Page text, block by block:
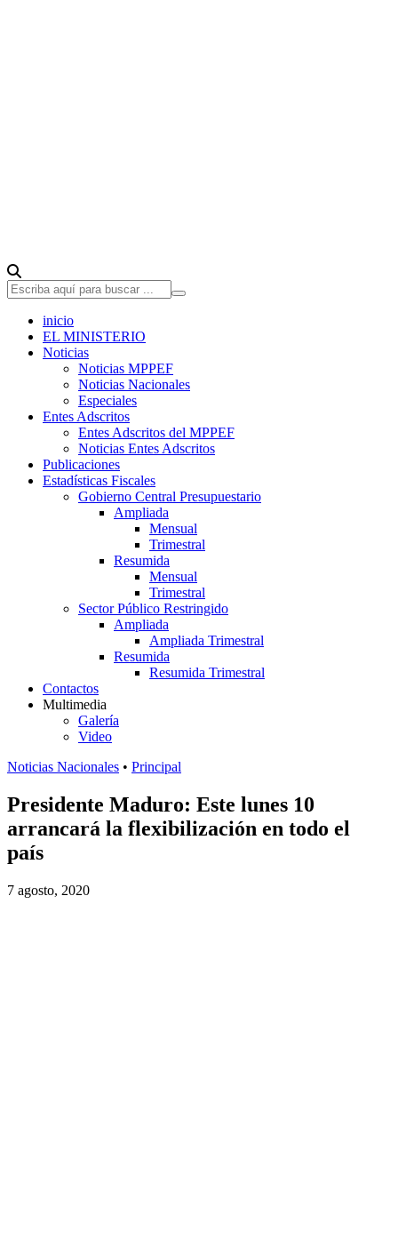
inicio
EL MINISTERIO
Noticias
Noticias MPPEF
Noticias Nacionales
Especiales
Entes Adscritos
Entes Adscritos del MPPEF
Noticias Entes Adscritos
Publicaciones
Estadísticas Fiscales
Gobierno Central Presupuestario
Ampliada
Mensual
Trimestral
Resumida
Mensual
Trimestral
Sector Público Restringido
Ampliada
Ampliada Trimestral
Resumida
Resumida Trimestral
Contactos
Multimedia
Galería
Video
Noticias Nacionales • Principal
Presidente Maduro: Este lunes 10
arrancará la flexibilización en todo el
país
7 agosto, 2020